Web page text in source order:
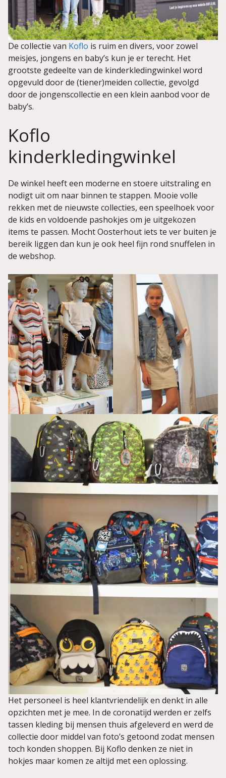
De collectie van Koflo is ruim en divers, voor zowel
meisjes, jongens en baby’s kun je er terecht. Het
grootste gedeelte van de kinderkledingwinkel word
opgevuld door de (tiener)meiden collectie, gevolgd
door de jongenscollectie en een klein aanbod voor de
baby’s.
Koflo
kinderkledingwinkel
De winkel heeft een moderne en stoere uitstraling en
nodigt uit om naar binnen te stappen. Mooie volle
rekken met de nieuwste collecties, een speelhoek voor
de kids en voldoende pashokjes om je uitgekozen
items te passen. Mocht Oosterhout iets te ver buiten je
bereik liggen dan kun je ook heel fijn rond snuffelen in
de webshop.
Het personeel is heel klantvriendelijk en denkt in alle
opzichten met je mee. In de coronatijd werden er zelfs
tassen kleding bij mensen thuis afgeleverd en werd de
collectie door middel van foto’s getoond zodat mensen
toch konden shoppen. Bij Koflo denken ze niet in
hokjes maar komen ze altijd met een oplossing.